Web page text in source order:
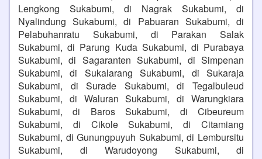
Lengkong Sukabumi, di Nagrak Sukabumi, di
Nyalindung Sukabumi, di Pabuaran Sukabumi, di
Pelabuhanratu Sukabumi, di Parakan Salak
Sukabumi, di Parung Kuda Sukabumi, di Purabaya
Sukabumi, di Sagaranten Sukabumi, di Simpenan
Sukabumi, di Sukalarang Sukabumi, di Sukaraja
Sukabumi, di Surade Sukabumi, di Tegalbuleud
Sukabumi, di Waluran Sukabumi, di Warungkiara
Sukabumi, di Baros Sukabumi, di Cibeureum
Sukabumi, di Cikole Sukabumi, di Citamiang
Sukabumi, di Gunungpuyuh Sukabumi, di Lembursitu
Sukabumi, di Warudoyong Sukabumi, di